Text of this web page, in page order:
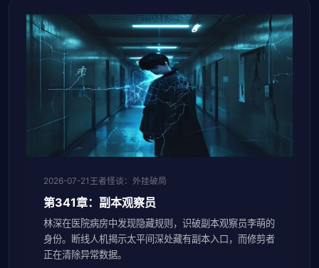
2026-07-21 王者怪谈：外挂破局
第341章：副本观察员
林深在医院病房中发现隐藏规则，识破副本观察员李萌的
身份。断线人机揭示太平间深处藏有副本入口，而修剪者
正在清除异常数据。